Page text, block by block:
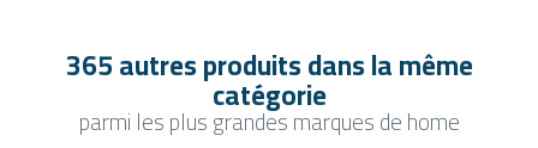
365 autres produits dans la même
catégorie
parmi les plus grandes marques de home